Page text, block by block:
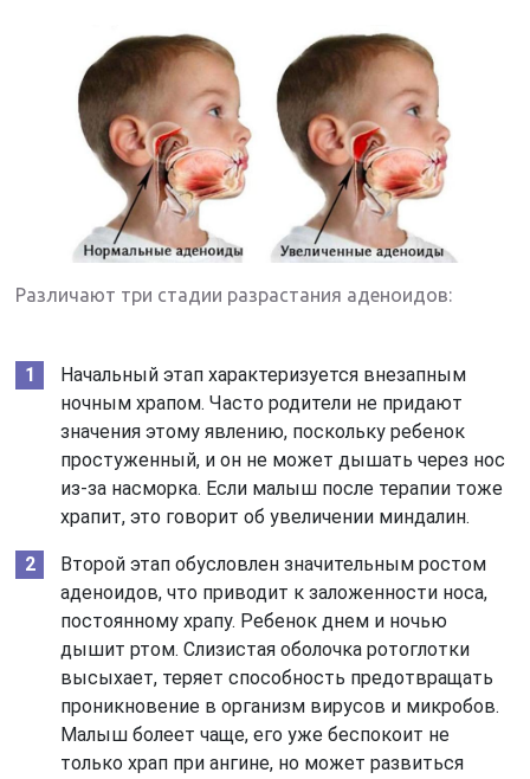
Различают три стадии разрастания аденоидов:
Начальный этап характеризуется внезапным
ночным храпом. Часто родители не придают
значения этому явлению, поскольку ребенок
простуженный, и он не может дышать через нос
из-за насморка. Если малыш после терапии тоже
храпит, это говорит об увеличении миндалин.
Второй этап обусловлен значительным ростом
аденоидов, что приводит к заложенности носа,
постоянному храпу. Ребенок днем и ночью
дышит ртом. Слизистая оболочка ротоглотки
высыхает, теряет способность предотвращать
проникновение в организм вирусов и микробов.
Малыш болеет чаще, его уже беспокоит не
только храп при ангине, но может развиться